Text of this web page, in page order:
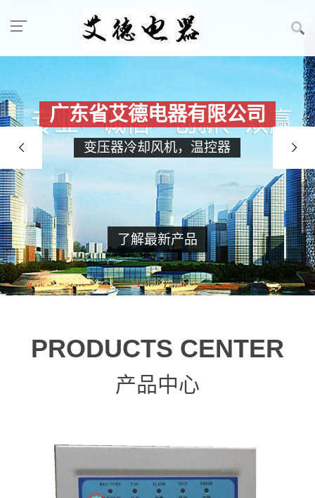
广东省艾德电器有限公司
变压器冷却风机，温控器
了解最新产品
PRODUCTS CENTER
产品中心